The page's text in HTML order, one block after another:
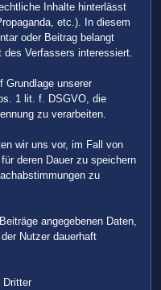
Inhalte hinterlässt
etc.). In diesem
oder Beitrag belangt
des Verfassers interessiert.
Grundlage unserer
1 lit. f. DSGVO, die
zu verarbeiten.
wir uns vor, im Fall von
deren Dauer zu speichern
zu
angegebenen Daten,
Nutzer dauerhaft
Dritter